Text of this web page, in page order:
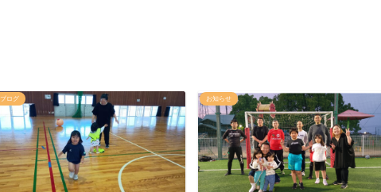
ブログ お知らせ